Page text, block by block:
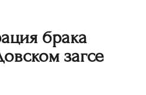
брака
загсе